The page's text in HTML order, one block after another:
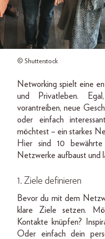
© Shutterstock
Networking spielt eine
und Privatleben.
vorantreiben, neue
oder einfach
möchtest – ein starkes
Hier sind 10
Netzwerke aufbaust und
1. Ziele definieren
Bevor du mit dem
klare Ziele setzen.
Kontakte knüpfen?
Oder einfach dein